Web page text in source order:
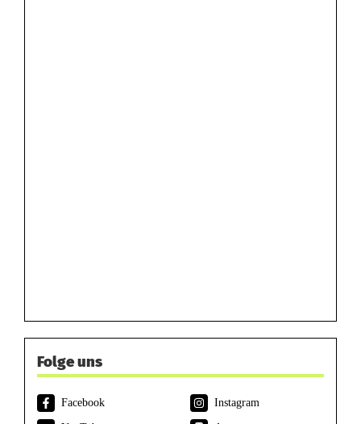
Folge uns
Facebook
Instagram